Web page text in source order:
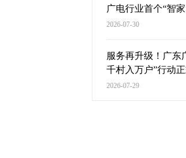
广电行业首个“智
2026-07-30
服务再升级！广东
千村入万户”行动正
2026-07-29